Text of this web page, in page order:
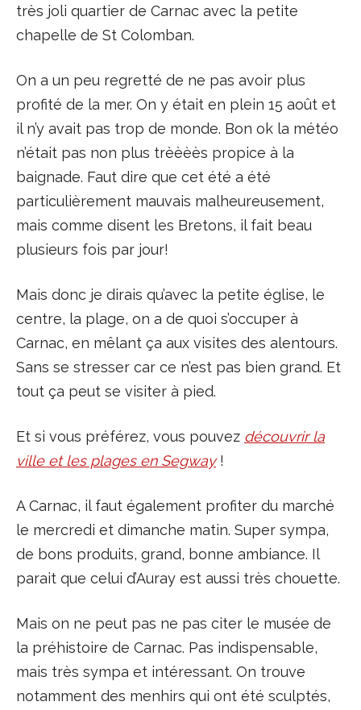
très joli quartier de Carnac avec la petite
chapelle de St Colomban.
On a un peu regretté de ne pas avoir plus
profité de la mer. On y était en plein 15 août et
il n’y avait pas trop de monde. Bon ok la météo
n’était pas non plus trèèèès propice à la
baignade. Faut dire que cet été a été
particulièrement mauvais malheureusement,
mais comme disent les Bretons, il fait beau
plusieurs fois par jour!
Mais donc je dirais qu’avec la petite église, le
centre, la plage, on a de quoi s’occuper à
Carnac, en mêlant ça aux visites des alentours.
Sans se stresser car ce n’est pas bien grand. Et
tout ça peut se visiter à pied.
Et si vous préférez, vous pouvez découvrir la
ville et les plages en Segway!
A Carnac, il faut également profiter du marché
le mercredi et dimanche matin. Super sympa,
de bons produits, grand, bonne ambiance. Il
parait que celui d’Auray est aussi très chouette.
Mais on ne peut pas ne pas citer le musée de
la préhistoire de Carnac. Pas indispensable,
mais très sympa et intéressant. On trouve
notamment des menhirs qui ont été sculptés,